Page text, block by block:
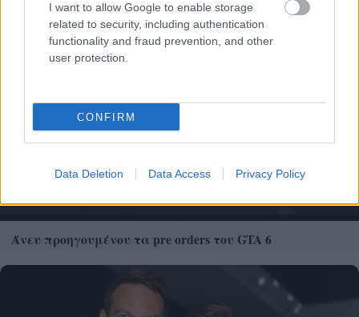
I want to allow Google to enable storage
related to security, including authentication
functionality and fraud prevention, and other
user protection.
CONFIRM
Data Deletion Data Access Privacy Policy
Άνευ προηγουμένου τα pre orders του GTA 6